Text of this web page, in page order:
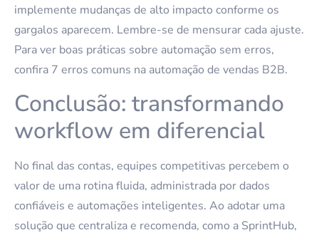
implemente mudanças de alto impacto conforme os
gargalos aparecem. Lembre-se de mensurar cada ajuste.
Para ver boas práticas sobre automação sem erros,
confira 7 erros comuns na automação de vendas B2B.
Conclusão: transformando
workflow em diferencial
No final das contas, equipes competitivas percebem o
valor de uma rotina fluida, administrada por dados
confiáveis e automações inteligentes. Ao adotar uma
solução que centraliza e recomenda, como a SprintHub,